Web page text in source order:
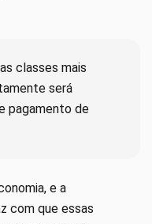
classes mais
será
pagamento de
e a
com que essas